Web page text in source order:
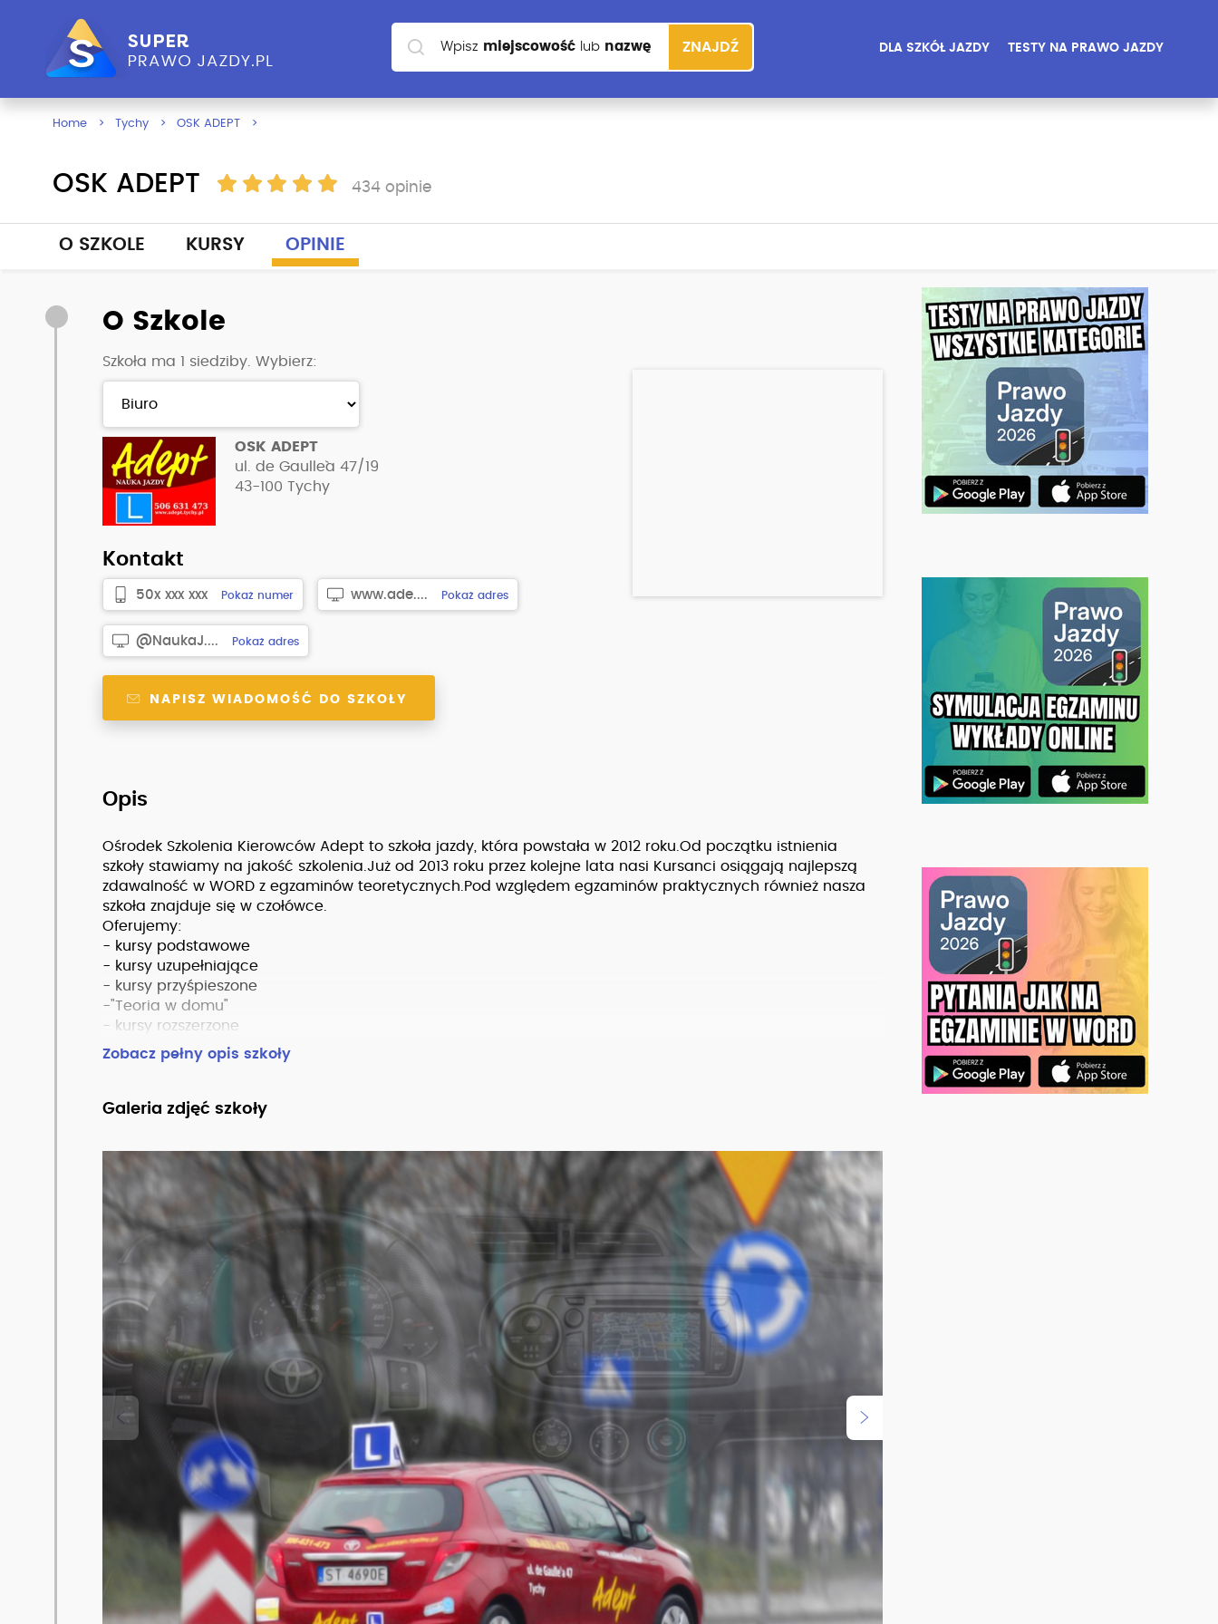
DLA SZKÓŁ JAZDY TESTY NA PRAWO JAZDY
Wpisz miejscowość lub nazwę
szkoły
ZNAJDŹ
Home Tychy OSK ADEPT
OSK ADEPT 434 opinie
O SZKOLE KURSY OPINIE
O Szkole
Szkoła ma 1 siedziby. Wybierz:
OSK ADEPT
ul. de Gaulle`a 47/19
43-100 Tychy
Kontakt
50x xxx xxx Pokaż numer www.ade.... Pokaż adres
@NaukaJ.... Pokaż adres
NAPISZ WIADOMOŚĆ DO SZKOŁY
Opis
Ośrodek Szkolenia Kierowców Adept to szkoła jazdy, która powstała w 2012 roku.Od początku istnienia
szkoły stawiamy na jakość szkolenia.Już od 2013 roku przez kolejne lata nasi Kursanci osiągają najlepszą
zdawalność w WORD z egzaminów teoretycznych.Pod względem egzaminów praktycznych również nasza
szkoła znajduje się w czołówce.
Oferujemy:
- kursy podstawowe
- kursy uzupełniające
- kursy przyśpieszone
-"Teoria w domu"
- kursy rozszerzone
- jazdy doszkalające
Więcej informacji na
www.adept.tychy.pl
Zobacz pełny opis szkoły
Galeria zdjęć szkoły